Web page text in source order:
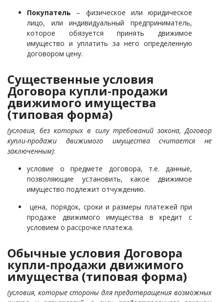
Покупатель – физическое или юридическое
лицо, или индивидуальный предприниматель,
которое обязуется принять движимое
имущество и уплатить за него определенную
договором цену.
Существенные условия
Договора купли-продажи
движимого имущества
(типовая форма)
(условия, без которых в силу требований закона, Договор
купли-продажи движимого имущества считается не
заключенным):
условие о предмете договора, т.е. данные,
позволяющие установить, какое движимое
имущество подлежит отчуждению.
цена, порядок, сроки и размеры платежей при
продаже движимого имущества в кредит с
условием о рассрочке платежа.
Обычные условия Договора
купли-продажи движимого
имущества (типовая форма)
(условия, которые стороны для предотвращения возможных